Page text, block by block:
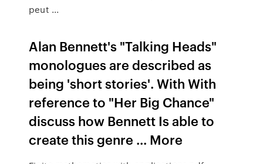
peut ...
Alan Bennett's "Talking Heads"
monologues are described as
being 'short stories'. With With
reference to "Her Big Chance"
discuss how Bennett Is able to
create this genre ... More